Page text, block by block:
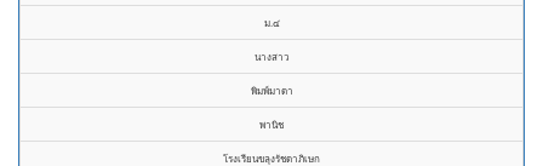
ม.๔
นางสาว
พิมพ์มาดา
พานิช
โรงเรียนขลุงรัชดาภิเษก